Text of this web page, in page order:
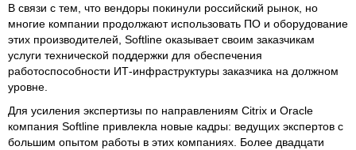
В связи с тем, что вендоры покинули российский рынок, но
многие компании продолжают использовать ПО и оборудование
этих производителей, Softline оказывает своим заказчикам
услуги технической поддержки для обеспечения
работоспособности ИТ-инфраструктуры заказчика на должном
уровне.
Для усиления экспертизы по направлениям Citrix и Oracle
компания Softline привлекла новые кадры: ведущих экспертов с
большим опытом работы в этих компаниях. Более двадцати